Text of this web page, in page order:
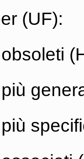
(UF):